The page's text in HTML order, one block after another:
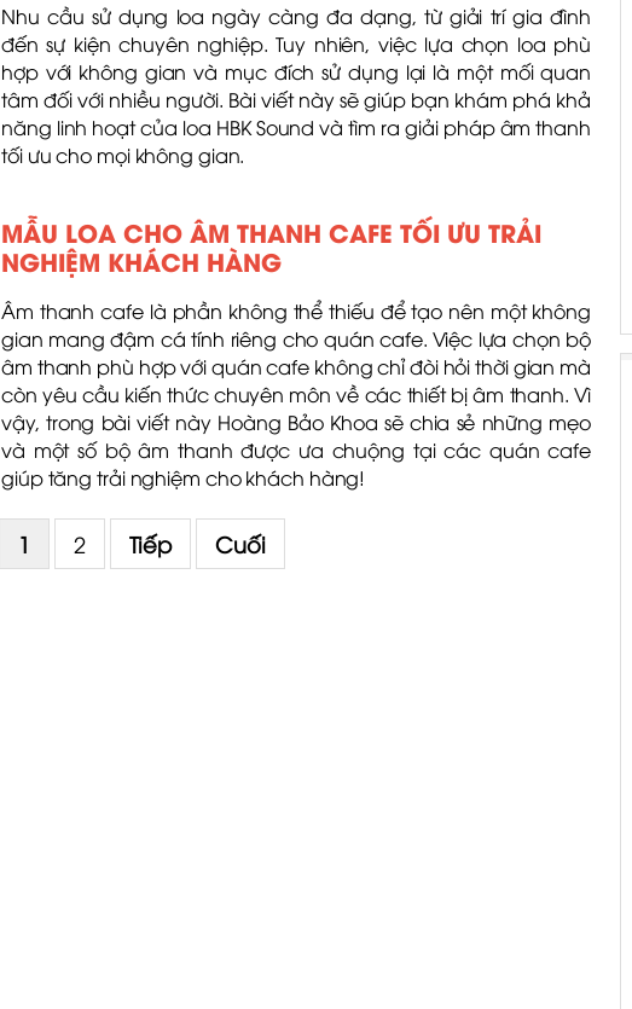
Nhu cầu sử dụng loa ngày càng đa dạng, từ giải trí gia đình
đến sự kiện chuyên nghiệp. Tuy nhiên, việc lựa chọn loa phù
hợp với không gian và mục đích sử dụng lại là một mối quan
tâm đối với nhiều người. Bài viết này sẽ giúp bạn khám phá khả
năng linh hoạt của loa HBK Sound và tìm ra giải pháp âm thanh
tối ưu cho mọi không gian.
MẪU LOA CHO ÂM THANH CAFE TỐI ƯU TRẢI
NGHIỆM KHÁCH HÀNG
Âm thanh cafe là phần không thể thiếu để tạo nên một không
gian mang đậm cá tính riêng cho quán cafe. Việc lựa chọn bộ
âm thanh phù hợp với quán cafe không chỉ đòi hỏi thời gian mà
còn yêu cầu kiến thức chuyên môn về các thiết bị âm thanh. Vì
vậy, trong bài viết này Hoàng Bảo Khoa sẽ chia sẻ những mẹo
và một số bộ âm thanh được ưa chuộng tại các quán cafe
giúp tăng trải nghiệm cho khách hàng!
1 2 Tiếp Cuối